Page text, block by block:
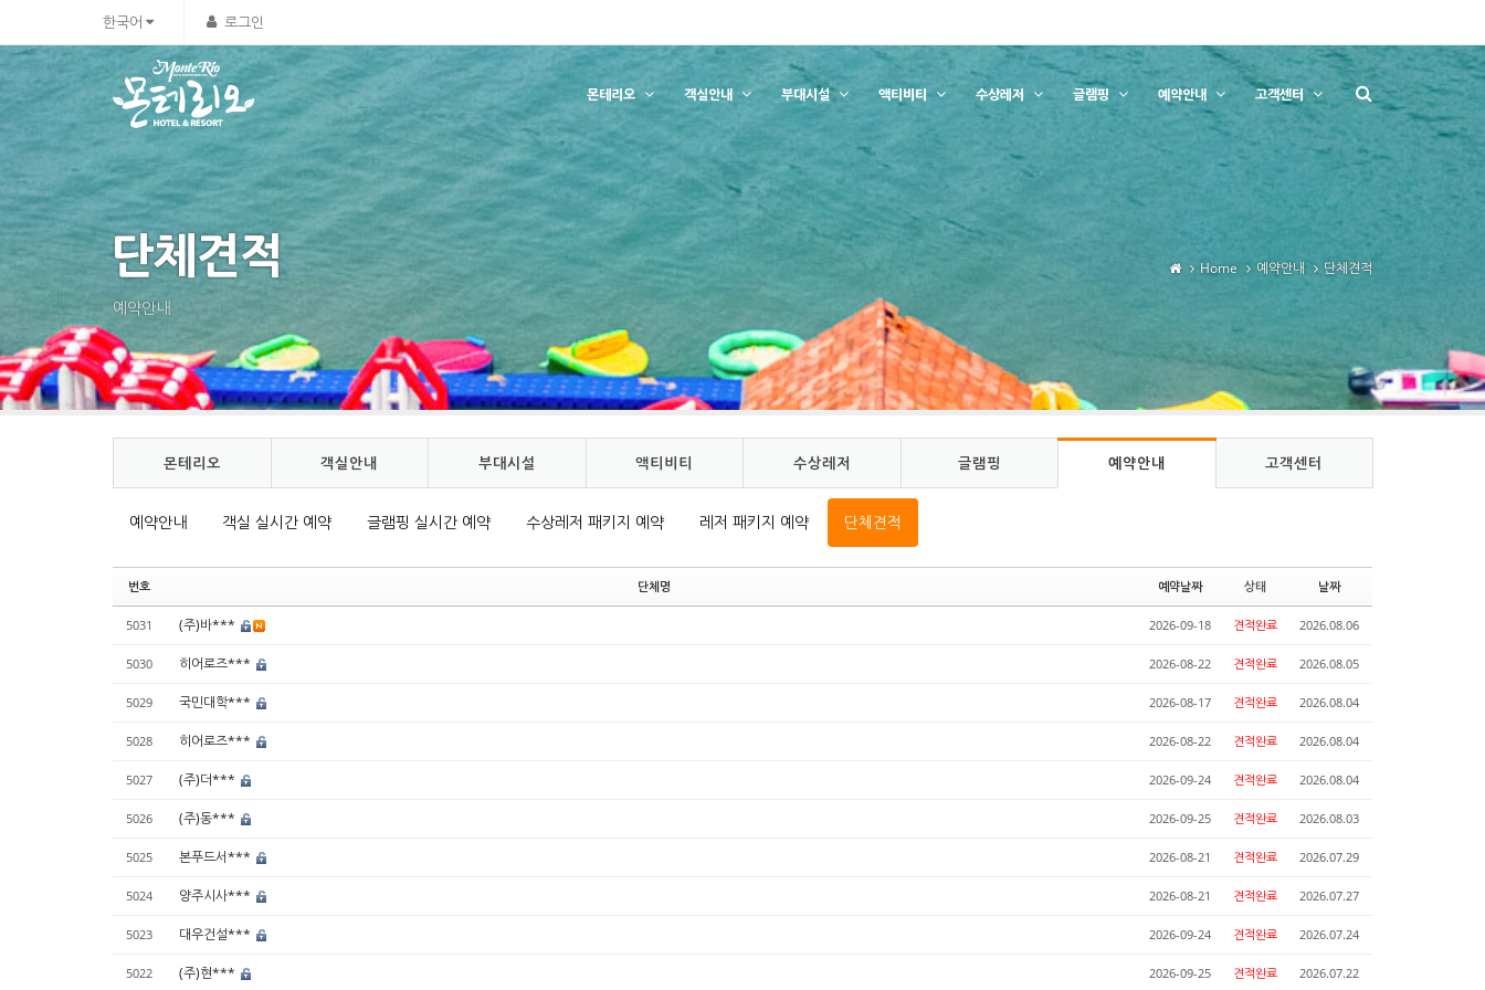
한국어 로그인
몬테리오 객실안내 부대시설 액티비티 수상레저 글램핑 예약안내 고객센터
단체견적
예약안내
Home 예약안내 단체견적
몬테리오 객실안내 부대시설 액티비티 수상레저 글램핑 예약안내 고객센터
예약안내 객실 실시간 예약 글램핑 실시간 예약 수상레저 패키지 예약 레저 패키지 예약 단체견적
번호 단체명 예약날짜 상태 날짜
5031 (주)바*** 2026-09-18 견적완료 2026.08.06
5030 히어로즈*** 2026-08-22 견적완료 2026.08.05
5029 국민대학*** 2026-08-17 견적완료 2026.08.04
5028 히어로즈*** 2026-08-22 견적완료 2026.08.04
5027 (주)더*** 2026-09-24 견적완료 2026.08.04
5026 (주)동*** 2026-09-25 견적완료 2026.08.03
5025 본푸드서*** 2026-08-21 견적완료 2026.07.29
5024 양주시사*** 2026-08-21 견적완료 2026.07.27
5023 대우건설*** 2026-09-24 견적완료 2026.07.24
5022 (주)현*** 2026-09-25 견적완료 2026.07.22
Sketchbook5, 스케치북5